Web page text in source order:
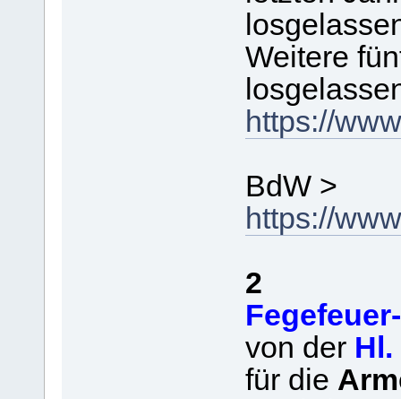
Weitere
https://
BdW >
https://
2
von der
für die